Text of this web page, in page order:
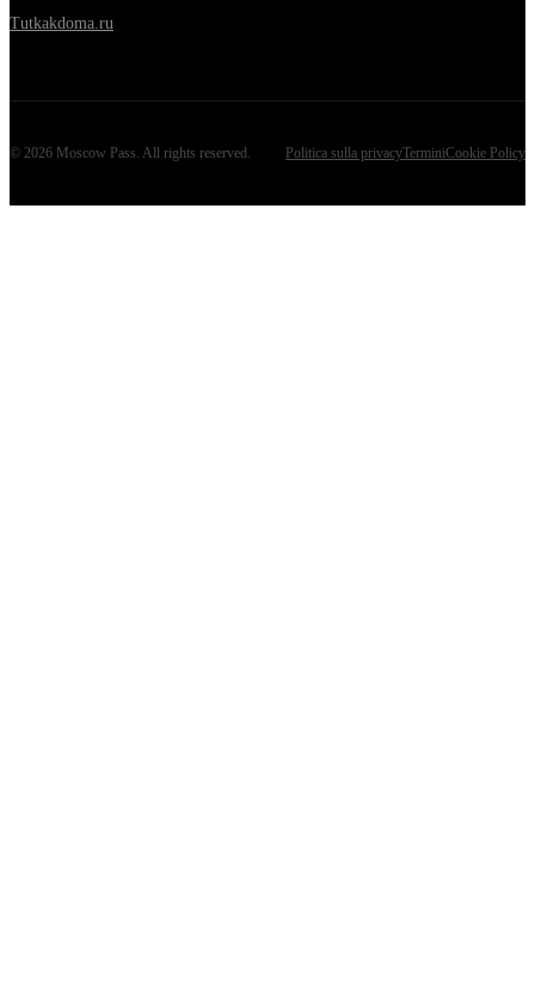
Tutkakdoma.ru
© 2026 Moscow Pass. All rights reserved. Politica sulla privacyTerminiCookie Policy